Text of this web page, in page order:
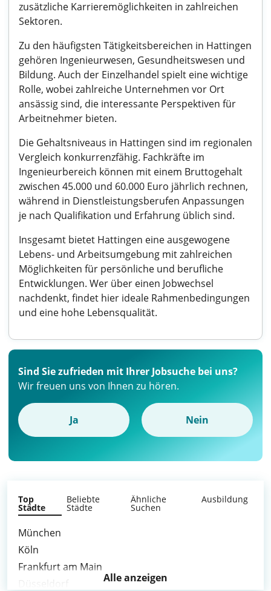
zusätzliche Karrieremöglichkeiten in zahlreichen
Sektoren.
Zu den häufigsten Tätigkeitsbereichen in Hattingen
gehören Ingenieurwesen, Gesundheitswesen und
Bildung. Auch der Einzelhandel spielt eine wichtige
Rolle, wobei zahlreiche Unternehmen vor Ort
ansässig sind, die interessante Perspektiven für
Arbeitnehmer bieten.
Die Gehaltsniveaus in Hattingen sind im regionalen
Vergleich konkurrenzfähig. Fachkräfte im
Ingenieurbereich können mit einem Bruttogehalt
zwischen 45.000 und 60.000 Euro jährlich rechnen,
während in Dienstleistungsberufen Anpassungen
je nach Qualifikation und Erfahrung üblich sind.
Insgesamt bietet Hattingen eine ausgewogene
Lebens- und Arbeitsumgebung mit zahlreichen
Möglichkeiten für persönliche und berufliche
Entwicklungen. Wer über einen Jobwechsel
nachdenkt, findet hier ideale Rahmenbedingungen
und eine hohe Lebensqualität.
Sind Sie zufrieden mit Ihrer Jobsuche bei uns?
Wir freuen uns von Ihnen zu hören.
Ja Nein
Top
Städte
Beliebte
Städte
Ähnliche
Suchen
Ausbildung
München
Köln
Frankfurt am Main
Alle anzeigen